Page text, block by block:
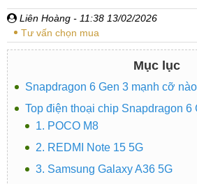
Liên Hoàng - 11:38 13/02/2026
Tư vấn chọn mua
Mục lục
Snapdragon 6 Gen 3 mạnh cỡ
Top điện thoại chip Snapdragon 6
1. POCO M8
2. REDMI Note 15 5G
3. Samsung Galaxy A36 5G